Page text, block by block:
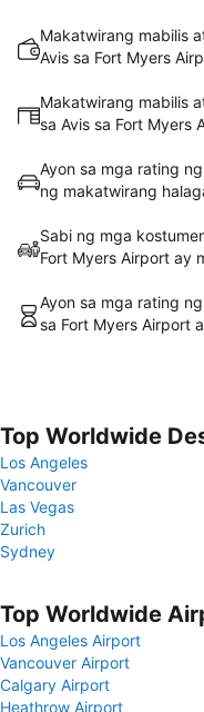
Makatwirang mabilis
Avis sa Fort Myers
Makatwirang mabilis
sa Avis sa Fort Myers
Ayon sa mga rating
ng makatwirang
Sabi ng mga
Fort Myers Airport ay
Ayon sa mga rating
sa Fort Myers Airport
Top Worldwide
Los Angeles
Vancouver
Las Vegas
Zurich
Sydney
Top Worldwide
Los Angeles Airport
Vancouver Airport
Calgary Airport
Heathrow Airport